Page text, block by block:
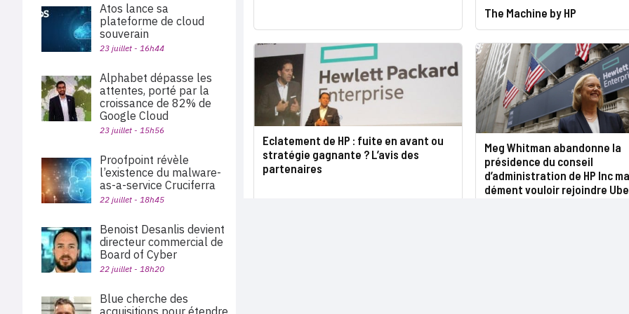
The Machine by HP
Eclatement de HP : fuite en avant ou
stratégie gagnante ? L’avis des
partenaires
Meg Whitman abandonne la
présidence du conseil
d’administration de HP Inc
dément vouloir rejoindre
Atos lance sa
plateforme de cloud
souverain
23 juillet - 16h44
Alphabet dépasse les
attentes, porté par la
croissance de 82% de
Google Cloud
23 juillet - 15h56
Proofpoint révèle
l’existence du malware-
as-a-service Cruciferra
22 juillet - 18h45
Benoist Desanlis devient
directeur commercial de
Board of Cyber
22 juillet - 18h20
Blue cherche des
acquisitions pour étendre